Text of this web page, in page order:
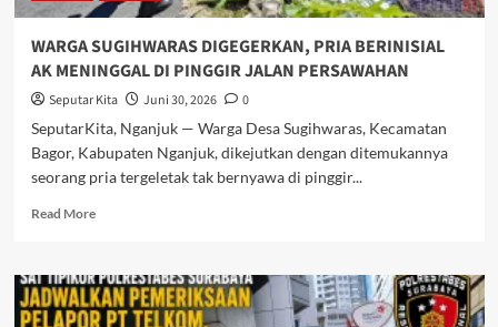
WARGA SUGIHWARAS DIGEGERKAN, PRIA BERINISIAL
AK MENINGGAL DI PINGGIR JALAN PERSAWAHAN
Seputar Kita Juni 30, 2026
0
SeputarKita, Nganjuk — Warga Desa Sugihwaras, Kecamatan
Bagor, Kabupaten Nganjuk, dikejutkan dengan ditemukannya
seorang pria tergeletak tak bernyawa di pinggir...
Read MoreRead
WARGA
SUGIHWARAS
DIGEGERKAN,